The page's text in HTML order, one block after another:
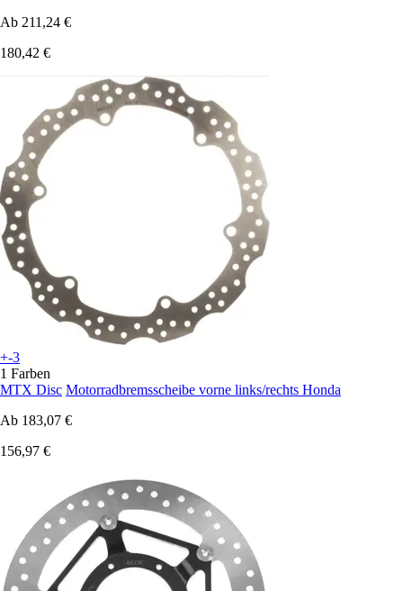
Ab 211,24 €
180,42 €
+-3
1 Farben
MTX Disc Motorradbremsscheibe vorne links/rechts Honda
Ab 183,07 €
156,97 €